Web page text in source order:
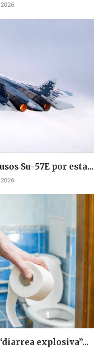
Su-57E por esta...
explosiva”...